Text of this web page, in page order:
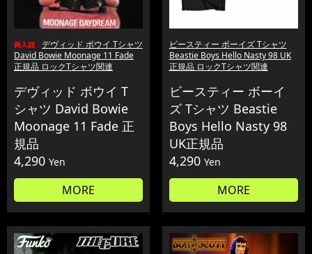
デヴィッド ボウイ Tシャツ
David Bowie Moonage 11 Fade
正規品 ロックTシャツ関連
デヴィッド ボウイ T
シャツ David Bowie
Moonage 11 Fade 正
規品
4,290 Yen
MORE
ビースティー ボーイズ Tシャツ
Beastie Boys Hello Nasty 98 UK
正規品 ロックTシャツ関連
ビースティー ボーイ
ズ Tシャツ Beastie
Boys Hello Nasty 98
UK正規品
4,290 Yen
MORE